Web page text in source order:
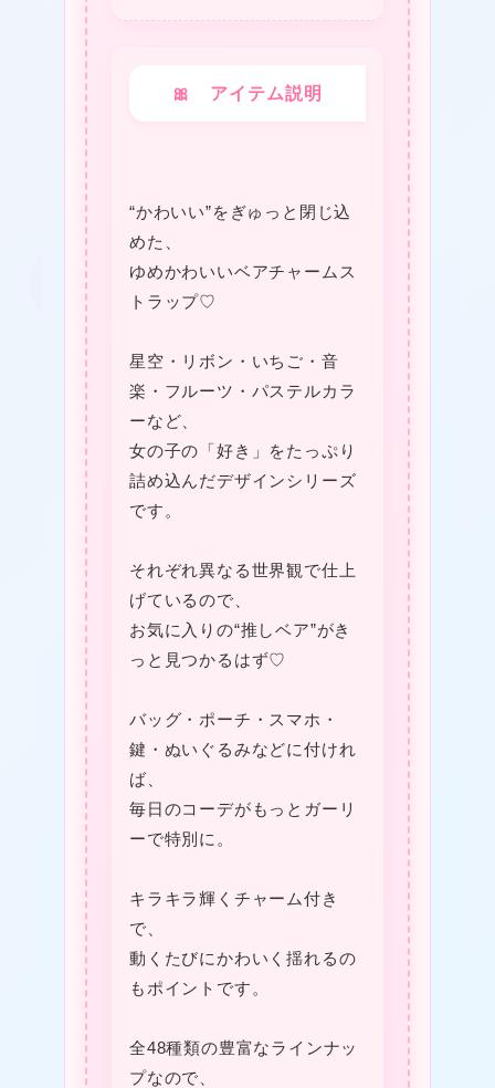
🎀 アイテム説明
“かわいい”をぎゅっと閉じ込
めた、
ゆめかわいいベアチャームス
トラップ♡
星空・リボン・いちご・音
楽・フルーツ・パステルカラ
ーなど、
女の子の「好き」をたっぷり
詰め込んだデザインシリーズ
です。
それぞれ異なる世界観で仕上
げているので、
お気に入りの“推しベア”がき
っと見つかるはず♡
バッグ・ポーチ・スマホ・
鍵・ぬいぐるみなどに付けれ
ば、
毎日のコーデがもっとガーリ
ーで特別に。
キラキラ輝くチャーム付き
で、
動くたびにかわいく揺れるの
もポイントです。
全48種類の豊富なラインナッ
プなので、
❤
❤